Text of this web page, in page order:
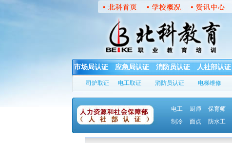
市场局认证 应急局认证 消防员认证 人社部认证
司炉取证 电工取证 消防员认证 电梯维修
电工 厨师 保育师
制冷
面点 防水工